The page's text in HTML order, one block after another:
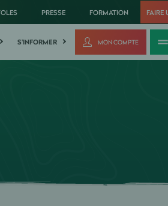
PRESSE FORMATION FAIRE
S'INFORMER MON COMPTE